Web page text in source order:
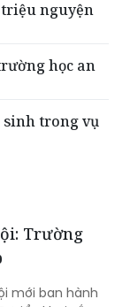
lý, nhân
triệu nguyện
học an
trong vụ
Trường